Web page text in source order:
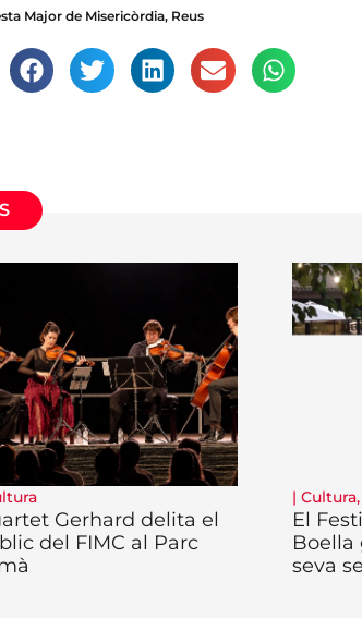
Major de Misericòrdia, Reus
Gerhard delita el
del FIMC al Parc
| Cultura,
El
Boella
seva